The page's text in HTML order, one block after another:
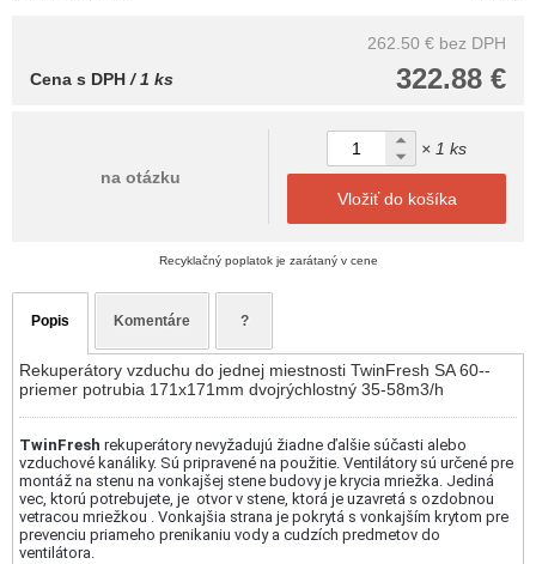
262.50 € bez DPH
322.88 €
Cena s DPH/ 1 ks
na otázku
× 1 ks
Vložiť do košíka
Recyklačný poplatok je zarátaný v cene
Popis Komentáre ?
Rekuperátory vzduchu do jednej miestnosti TwinFresh SA 60--
priemer potrubia 171x171mm dvojrýchlostný 35-58m3/h
TwinFresh rekuperátory nevyžadujú žiadne ďalšie súčasti alebo
vzduchové kanáliky. Sú pripravené na použitie. Ventilátory sú určené pre
montáž na stenu na vonkajšej stene budovy je krycia mriežka. Jediná
vec, ktorú potrebujete, je otvor v stene, ktorá je uzavretá s ozdobnou
vetracou mriežkou . Vonkajšia strana je pokrytá s vonkajším krytom pre
prevenciu priameho prenikaniu vody a cudzích predmetov do
ventilátora.